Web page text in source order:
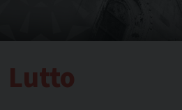
Lutto